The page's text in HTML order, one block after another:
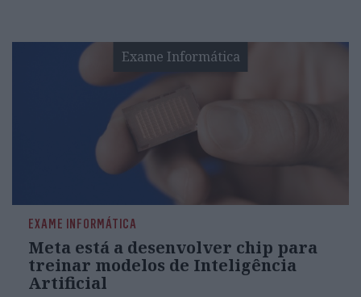
Exame Informática
EXAME INFORMÁTICA
Meta está a desenvolver chip para
treinar modelos de Inteligência
Artificial